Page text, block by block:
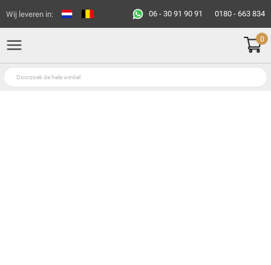
Wij leveren in: 06 - 30 91 90 91 0180 - 663 834
0